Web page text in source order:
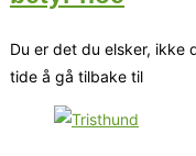
Du er det du elsker, ikke
tide å gå tilbake til